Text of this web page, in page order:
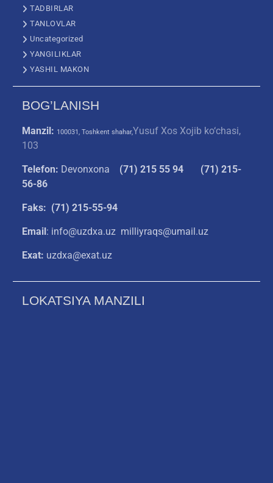
TADBIRLAR
TANLOVLAR
Uncategorized
YANGILIKLAR
YASHIL MAKON
BOG’LANISH
Manzil: 100031, Toshkent shahar,Yusuf Xos Xojib ko‘chasi,
103
Telefon: Devonxona (71) 215 55 94
(71) 215-
56-86
Faks: (71) 215-55-94
Email: info@uzdxa.uz milliyraqs@umail.uz
Exat: uzdxa@exat.uz
LOKATSIYA MANZILI